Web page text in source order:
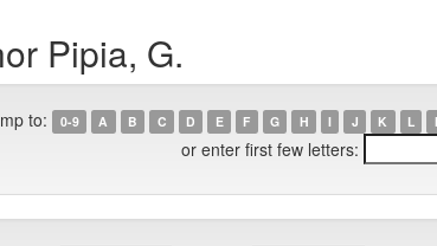
Pipia, G.
to: 0-9 A B C D E F G H I J K L
or enter first few letters: